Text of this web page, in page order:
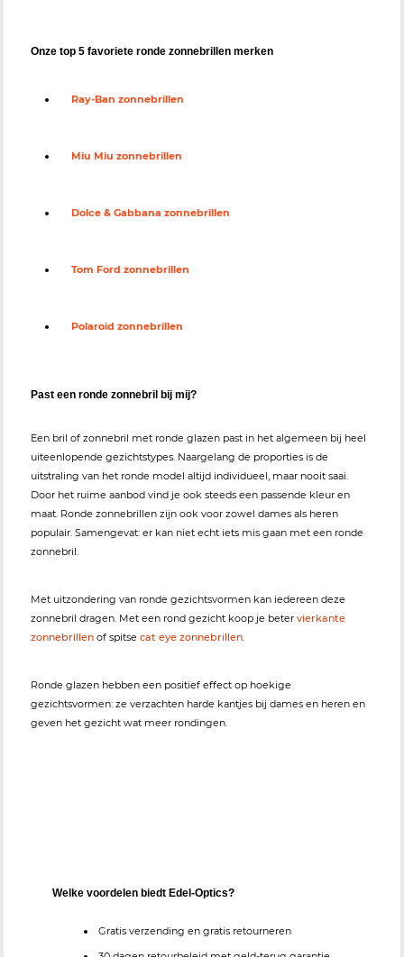
Onze top 5 favoriete ronde zonnebrillen merken
Ray-Ban zonnebrillen
Miu Miu zonnebrillen
Dolce & Gabbana zonnebrillen
Tom Ford zonnebrillen
Polaroid zonnebrillen
Past een ronde zonnebril bij mij?
Een bril of zonnebril met ronde glazen past in het algemeen bij heel
uiteenlopende gezichtstypes. Naargelang de proporties is de
uitstraling van het ronde model altijd individueel, maar nooit saai.
Door het ruime aanbod vind je ook steeds een passende kleur en
maat. Ronde zonnebrillen zijn ook voor zowel dames als heren
populair. Samengevat: er kan niet echt iets mis gaan met een ronde
zonnebril.
Met uitzondering van ronde gezichtsvormen kan iedereen deze
zonnebril dragen. Met een rond gezicht koop je beter vierkante
zonnebrillen of spitse cat eye zonnebrillen.
Ronde glazen hebben een positief effect op hoekige
gezichtsvormen: ze verzachten harde kantjes bij dames en heren en
geven het gezicht wat meer rondingen.
Welke voordelen biedt Edel-Optics?
Gratis verzending en gratis retourneren